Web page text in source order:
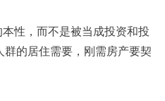
性，而不是被当成投资和投
的居住需要，刚需房产要契